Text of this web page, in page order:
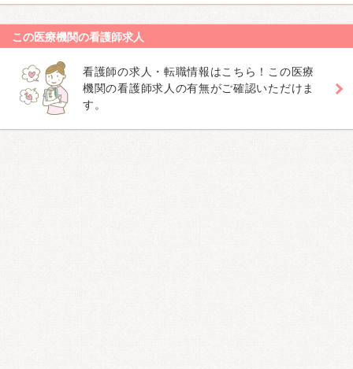
この医療機関の看護師求人
看護師の求人・転職情報はこちら！この医療
機関の看護師求人の有無がご確認いただけま
す。